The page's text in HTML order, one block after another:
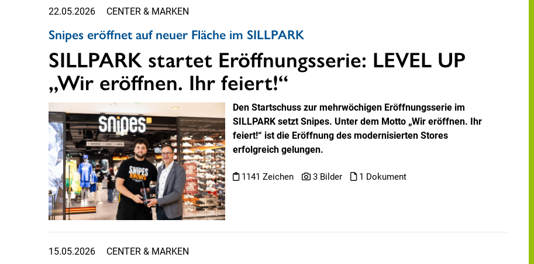
22.05.2026 CENTER & MARKEN
Snipes eröffnet auf neuer Fläche im SILLPARK
SILLPARK startet Eröffnungsserie: LEVEL UP
„Wir eröffnen. Ihr feiert!“
Den Startschuss zur mehrwöchigen Eröffnungsserie im
SILLPARK setzt Snipes. Unter dem Motto „Wir eröffnen. Ihr
feiert!“ ist die Eröffnung des modernisierten Stores
erfolgreich gelungen.
1141 Zeichen 3 Bilder 1 Dokument
15.05.2026 CENTER & MARKEN